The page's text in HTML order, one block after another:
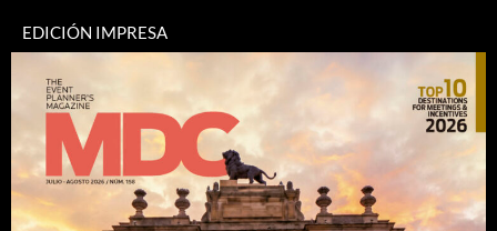
EDICIÓN IMPRESA